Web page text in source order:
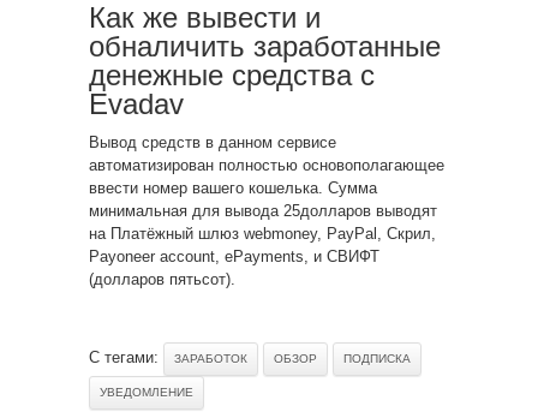
Как же вывести и
обналичить заработанные
денежные средства с
Evadav
Вывод средств в данном сервисе
автоматизирован полностью основополагающее
ввести номер вашего кошелька. Сумма
минимальная для вывода 25долларов выводят
на Платёжный шлюз webmoney, PayPal, Скрил,
Payoneer account, ePayments, и СВИФТ
(долларов пятьсот).
С тегами: ЗАРАБОТОК ОБЗОР ПОДПИСКА
УВЕДОМЛЕНИЕ